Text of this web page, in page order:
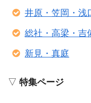
井原・笠岡・浅
総社・高梁・吉
新見・真庭
▽ 特集ページ